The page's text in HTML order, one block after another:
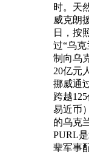
时。天
威克朗
日，按
过“乌
制向乌
20亿元
挪威通
跨越
易近币
的乌克
PURL
辈军事